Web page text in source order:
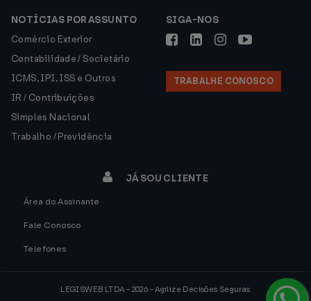
NOTÍCIAS POR ASSUNTO
Comércio Exterior
Contabilidade / Societário
ICMS, IPI, ISS e Outros
IR / Contribuições
Simples Nacional
Trabalho / Previdência
SIGA-NOS
TRABALHE CONOSCO
JÁ SOU CLIENTE
Área do Assinante
Fale Conosco
Telefones
LEGISWEB LTDA - 2026 - Agilize Decisões Seguras